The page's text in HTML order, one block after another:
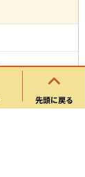
先頭に戻る